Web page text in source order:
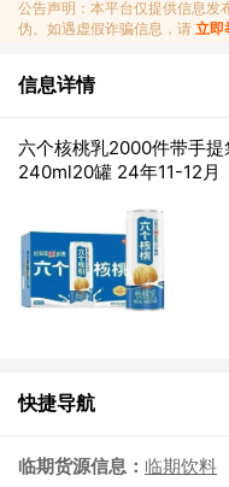
公告声明：本平台仅提供信息发
伪。如遇虚假诈骗信息，请 立即
信息详情
六个核桃乳2000件带手提
240ml20罐 24年11-12月
快捷导航
临期货源信息： 临期饮料